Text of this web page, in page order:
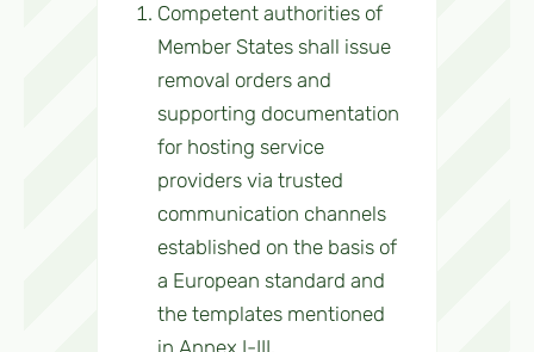
Competent authorities of
Member States shall issue
removal orders and
supporting documentation
for hosting service
providers via trusted
communication channels
established on the basis of
a European standard and
the templates mentioned
in Annex I-III.